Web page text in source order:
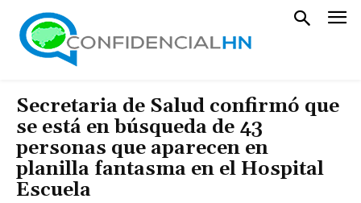
Secretaria de Salud confirmó que
se está en búsqueda de 43
personas que aparecen en
planilla fantasma en el Hospital
Escuela